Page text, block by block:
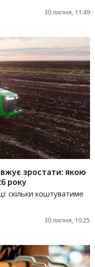
30 липня, 11:49
зростати: якою
року
скільки коштуватиме
30 липня, 10:25